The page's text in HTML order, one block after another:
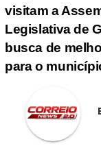
visitam a
Legislativa de
busca de
para o